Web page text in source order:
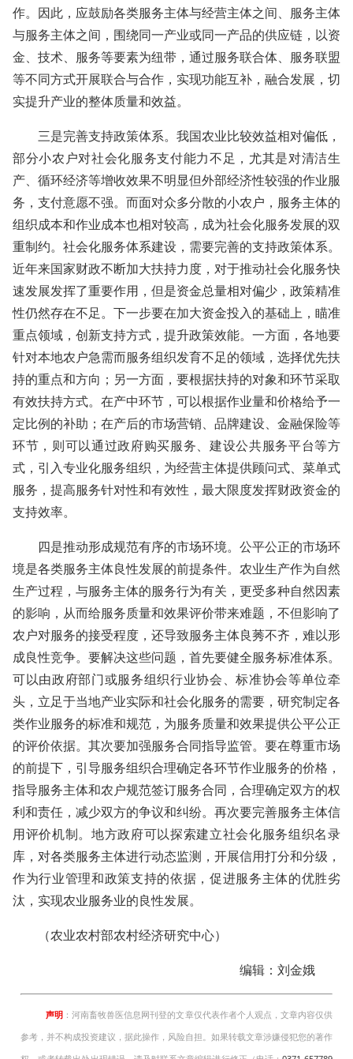
作。因此，应鼓励各类服务主体与经营主体之间、服务主体
与服务主体之间，围绕同一产业或同一产品的供应链，以资
金、技术、服务等要素为纽带，通过服务联合体、服务联盟
等不同方式开展联合与合作，实现功能互补，融合发展，切
实提升产业的整体质量和效益。
三是完善支持政策体系。我国农业比较效益相对偏低，
部分小农户对社会化服务支付能力不足，尤其是对清洁生
产、循环经济等增收效果不明显但外部经济性较强的作业服
务，支付意愿不强。而面对众多分散的小农户，服务主体的
组织成本和作业成本也相对较高，成为社会化服务发展的双
重制约。社会化服务体系建设，需要完善的支持政策体系。
近年来国家财政不断加大扶持力度，对于推动社会化服务快
速发展发挥了重要作用，但是资金总量相对偏少，政策精准
性仍然存在不足。下一步要在加大资金投入的基础上，瞄准
重点领域，创新支持方式，提升政策效能。一方面，各地要
针对本地农户急需而服务组织发育不足的领域，选择优先扶
持的重点和方向；另一方面，要根据扶持的对象和环节采取
有效扶持方式。在产中环节，可以根据作业量和价格给予一
定比例的补助；在产后的市场营销、品牌建设、金融保险等
环节，则可以通过政府购买服务、建设公共服务平台等方
式，引入专业化服务组织，为经营主体提供顾问式、菜单式
服务，提高服务针对性和有效性，最大限度发挥财政资金的
支持效率。
四是推动形成规范有序的市场环境。公平公正的市场环
境是各类服务主体良性发展的前提条件。农业生产作为自然
生产过程，与服务主体的服务行为有关，更受多种自然因素
的影响，从而给服务质量和效果评价带来难题，不但影响了
农户对服务的接受程度，还导致服务主体良莠不齐，难以形
成良性竞争。要解决这些问题，首先要健全服务标准体系。
可以由政府部门或服务组织行业协会、标准协会等单位牵
头，立足于当地产业实际和社会化服务的需要，研究制定各
类作业服务的标准和规范，为服务质量和效果提供公平公正
的评价依据。其次要加强服务合同指导监管。要在尊重市场
的前提下，引导服务组织合理确定各环节作业服务的价格，
指导服务主体和农户规范签订服务合同，合理确定双方的权
利和责任，减少双方的争议和纠纷。再次要完善服务主体信
用评价机制。地方政府可以探索建立社会化服务组织名录
库，对各类服务主体进行动态监测，开展信用打分和分级，
作为行业管理和政策支持的依据，促进服务主体的优胜劣
汰，实现农业服务业的良性发展。
（农业农村部农村经济研究中心）
编辑：刘金娥
声明 ：河南畜牧兽医信息网刊登的文章仅代表作者个人观点，文章内容仅供
参考，并不构成投资建议，据此操作，风险自担。如果转载文章涉嫌侵犯您的著作